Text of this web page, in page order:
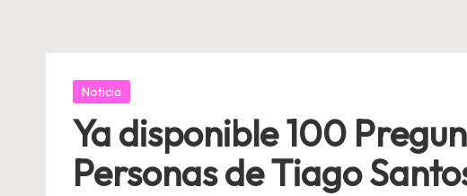
Publicada
Noticia
Ya disponible 100
Personas de Tiago